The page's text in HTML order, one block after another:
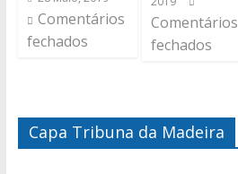
Comentários
fechados
Comentários
fechados
Capa Tribuna da Madeira